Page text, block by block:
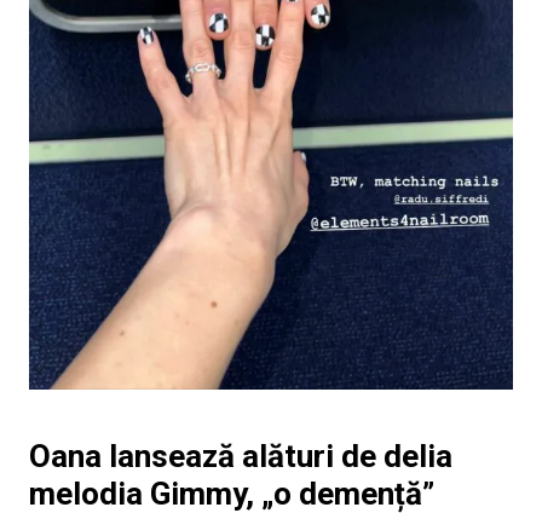
Oana lansează alături de delia
melodia Gimmy, „o demență”